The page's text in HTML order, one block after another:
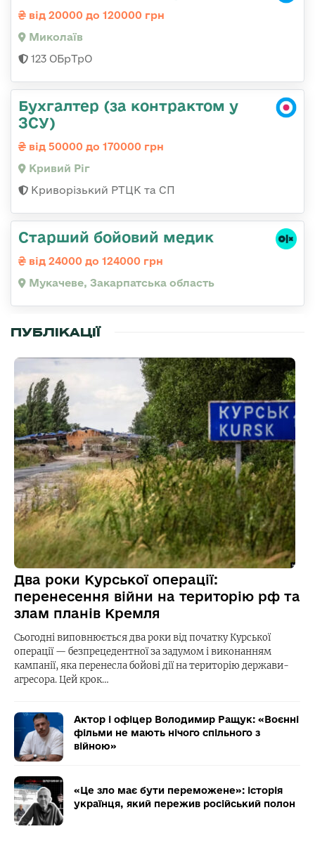
від 20000 до 120000 грн
Миколаїв
123 ОБрТрО
Бухгалтер (за контрактом у
ЗСУ)
від 50000 до 170000 грн
Кривий Ріг
Криворізький РТЦК та СП
Старший бойовий медик
від 24000 до 124000 грн
Мукачеве, Закарпатська область
ПУБЛІКАЦІЇ
Два роки Курської операції:
перенесення війни на територію рф та
злам планів Кремля
Сьогодні виповнюється два роки від початку Курської
операції — безпрецедентної за задумом і виконанням
кампанії, яка перенесла бойові дії на територію держави-
агресора. Цей крок…
Актор і офіцер Володимир Ращук: «Воєнні
фільми не мають нічого спільного з
війною»
«Це зло має бути переможене»: історія
українця, який пережив російський полон